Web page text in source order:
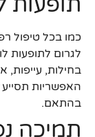
כמו בכל טיפול
לגרום לתופעות
בחילות, עייפות,
האפשריות תסייע
בהתאם.
תמיכה